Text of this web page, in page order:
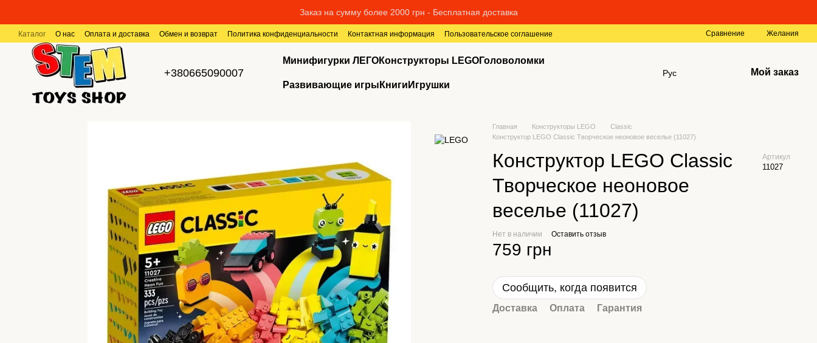
Заказ на сумму более 2000 грн - Бесплатная доставка
Каталог О нас Оплата и доставка Обмен и возврат Политика конфиденциальности Контактная информация Пользовательское соглашение Сравнение Желания
+380665090007
Минифигурки ЛЕГОКонструкторы LEGOГоловоломки
Развивающие игры Книги Игрушки
Рус Мой заказ
Главная Конструкторы LEGO
Classic
Конструктор LEGO Classic Творческое неоновое веселье (11027)
Конструктор LEGO Classic
Творческое неоновое
веселье (11027)
Артикул
11027
Нет в наличии Оставить отзыв
759 грн
Сообщить, когда появится
Доставка Оплата Гарантия